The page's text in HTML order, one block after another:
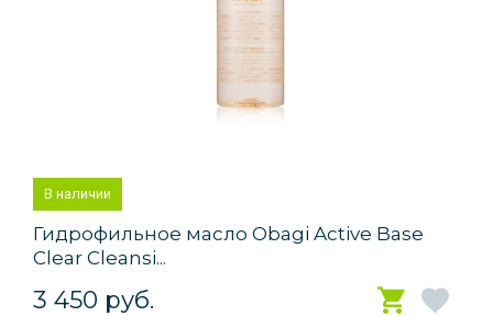
В наличии
Гидрофильное масло Obagi Active Base
Clear Cleansi...
3 450 руб.